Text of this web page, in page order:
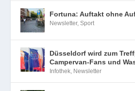
Fortuna: Auftakt ohne
Newsletter,Sport
Düsseldorf wird zum
Campervan-Fans und
Infothek, Newsletter